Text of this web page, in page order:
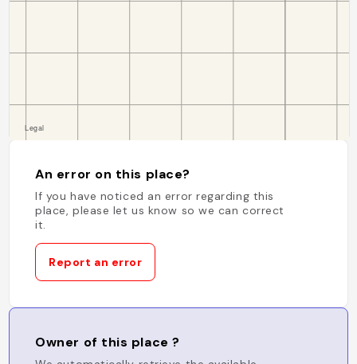
An error on this place?
If you have noticed an error regarding this
place, please let us know so we can correct
it.
Report an error
Owner of this place ?